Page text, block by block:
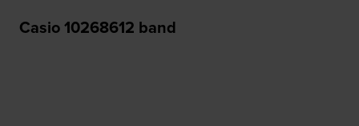
Casio 10268612 band